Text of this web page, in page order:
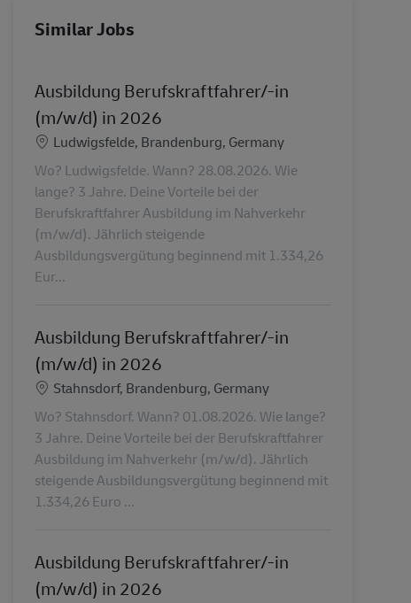
Similar Jobs
Ausbildung Berufskraftfahrer/-in
(m/w/d) in 2026
Location
Ludwigsfelde, Brandenburg, Germany
Wo? Ludwigsfelde. Wann? 28.08.2026. Wie
lange? 3 Jahre. Deine Vorteile bei der
Berufskraftfahrer Ausbildung im Nahverkehr
(m/w/d). Jährlich steigende
Ausbildungsvergütung beginnend mit 1.334,26
Eur...
Ausbildung Berufskraftfahrer/-in
(m/w/d) in 2026
Location
Stahnsdorf, Brandenburg, Germany
Wo? Stahnsdorf. Wann? 01.08.2026. Wie lange?
3 Jahre. Deine Vorteile bei der Berufskraftfahrer
Ausbildung im Nahverkehr (m/w/d). Jährlich
steigende Ausbildungsvergütung beginnend mit
1.334,26 Euro ...
Ausbildung Berufskraftfahrer/-in
(m/w/d) in 2026